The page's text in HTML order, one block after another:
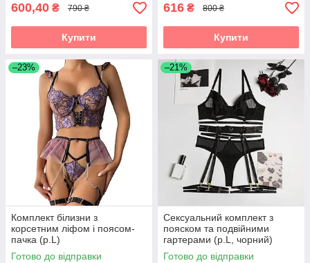
600,40 ₴ 790 ₴
Купити
616 ₴ 800 ₴
Купити
–23%
Комплект білизни з
корсетним ліфом і поясом-
пачка (р.L)
Готово до відправки
–21%
Сексуальний комплект з
пояском та подвійними
гартерами (р.L, чорний)
Готово до відправки